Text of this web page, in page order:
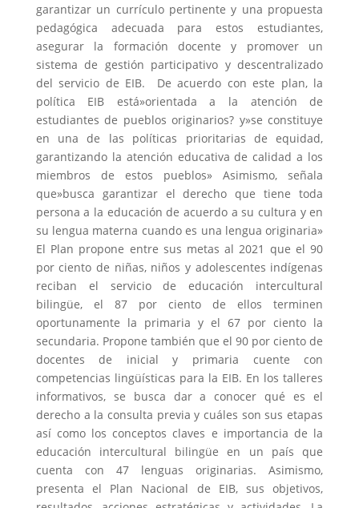
garantizar un currículo pertinente y una propuesta
pedagógica adecuada para estos estudiantes,
asegurar la formación docente y promover un
sistema de gestión participativo y descentralizado
del servicio de EIB. De acuerdo con este plan, la
política EIB está»orientada a la atención de
estudiantes de pueblos originarios? y»se constituye
en una de las políticas prioritarias de equidad,
garantizando la atención educativa de calidad a los
miembros de estos pueblos» Asimismo, señala
que»busca garantizar el derecho que tiene toda
persona a la educación de acuerdo a su cultura y en
su lengua materna cuando es una lengua originaria»
El Plan propone entre sus metas al 2021 que el 90
por ciento de niñas, niños y adolescentes indígenas
reciban el servicio de educación intercultural
bilingüe, el 87 por ciento de ellos terminen
oportunamente la primaria y el 67 por ciento la
secundaria. Propone también que el 90 por ciento de
docentes de inicial y primaria cuente con
competencias lingüísticas para la EIB. En los talleres
informativos, se busca dar a conocer qué es el
derecho a la consulta previa y cuáles son sus etapas
así como los conceptos claves e importancia de la
educación intercultural bilingüe en un país que
cuenta con 47 lenguas originarias. Asimismo,
presenta el Plan Nacional de EIB, sus objetivos,